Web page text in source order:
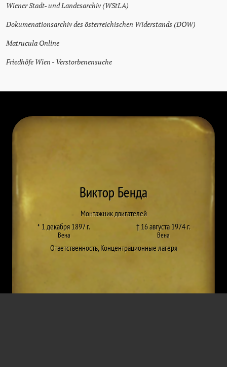
Wiener Stadt- und Landesarchiv (WStLA)
Dokumenationsarchiv des österreichischen Widerstands (DÖW)
Matrucula Online
Friedhöfe Wien - Verstorbenensuche
Виктор Бенда
Монтажник двигателей
* 1 декабря 1897 г.
Вена
† 16 августа 1974 г.
Вена
Ответственность,Концентрационные лагеря